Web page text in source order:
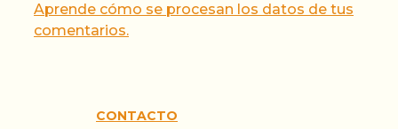
Aprende cómo se procesan los datos de tus
comentarios.
CONTACTO